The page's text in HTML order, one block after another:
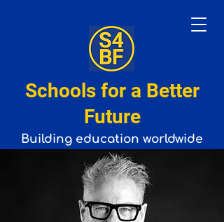
Schools for a Better
Future
Building education worldwide